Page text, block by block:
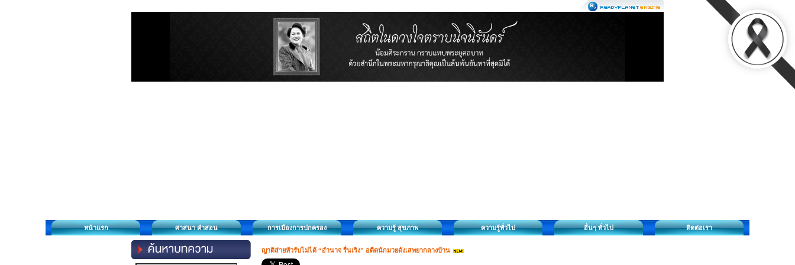
หน้าแรก ศาสนา คำสอน การเมืองการปกครอง ความรู้ สุขภาพ ความรู้ทั่วไป อื่นๆ ทั่วไป ติดต่อเรา
ญาติส่ายหัวรับไม่ได้ “อำนาจ รื่นเริง” อดีตนักมวยดังเสพยากลางบ้าน